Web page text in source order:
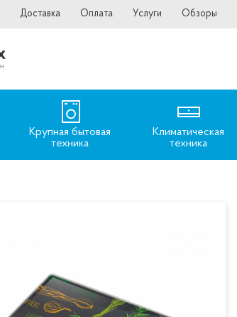
Доставка Оплата Услуги Обзоры
Крупная бытовая
техника
Климатическая
техника